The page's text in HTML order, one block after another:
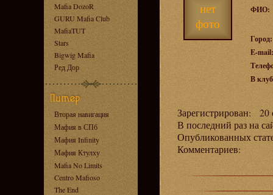
Mafia DozoR
GURU Mafia Club
MafiaTUT
Stars
Bigwig Mafia
Ред Дор
Вторая навигация
Мафия в СПб
Мафия Infinity
Мафия Ктулху
Mafia No Limits
Centro Mafioso
The End
нет
фото
ФИО:
Город:
E-mail:
В
Зарегистрирован: 20
В последний раз на
Опубликованных
Комментариев: